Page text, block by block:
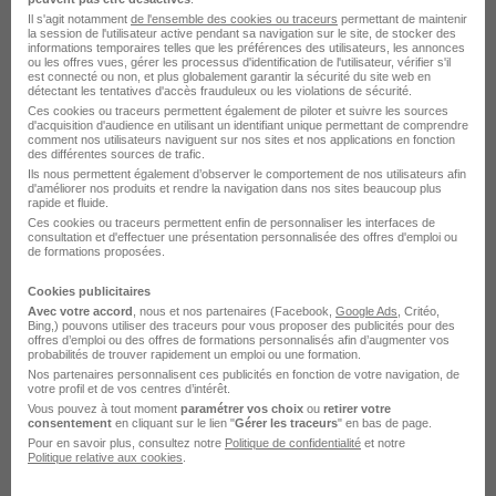
Groupe Qualiconsult Recrutement Commercial
sédentaire
Groupe Qualiconsult Recrutement Inspecteur en levage
Groupe Qualiconsult Recrutement Juriste droit social
Groupe Qualiconsult Recrutement Office assistant
Groupe Qualiconsult Recrutement Commercial
collectivités
Groupe Qualiconsult Recrutement Commercial B to B
Groupe Qualiconsult Recrutement Animateur sécurité
inspection
Groupe Qualiconsult Recrutement Technicien de
maintenance ascenseurs
Groupe Qualiconsult Recrutement Animateur qualité
Il s'agit notamment de l'ensemble des cookies ou traceurs permettant de maintenir
la session de l'utilisateur active pendant sa navigation sur le site, de stocker des
informations temporaires telles que les préférences des utilisateurs, les annonces
ou les offres vues, gérer les processus d'identification de l'utilisateur, vérifier s'il
est connecté ou non, et plus globalement garantir la sécurité du site web en
détectant les tentatives d'accès frauduleux ou les violations de sécurité.
Ces cookies ou traceurs permettent également de piloter et suivre les sources
d'acquisition d'audience en utilisant un identifiant unique permettant de comprendre
comment nos utilisateurs naviguent sur nos sites et nos applications en fonction
des différentes sources de trafic.
Ils nous permettent également d’observer le comportement de nos utilisateurs afin
d'améliorer nos produits et rendre la navigation dans nos sites beaucoup plus
rapide et fluide.
Ces cookies ou traceurs permettent enfin de personnaliser les interfaces de
consultation et d'effectuer une présentation personnalisée des offres d'emploi ou
de formations proposées.
Cookies publicitaires
Avec votre accord , nous et nos partenaires (Facebook, Google Ads , Critéo,
Bing,) pouvons utiliser des traceurs pour vous proposer des publicités pour des
offres d’emploi ou des offres de formations personnalisés afin d’augmenter vos
probabilités de trouver rapidement un emploi ou une formation.
Nos partenaires personnalisent ces publicités en fonction de votre navigation, de
votre profil et de vos centres d’intérêt.
Vous pouvez à tout moment paramétrer vos choix ou retirer votre
consentement en cliquant sur le lien "Gérer les traceurs" en bas de page.
Pour en savoir plus, consultez notre Politique de confidentialité et notre
Politique relative aux cookies